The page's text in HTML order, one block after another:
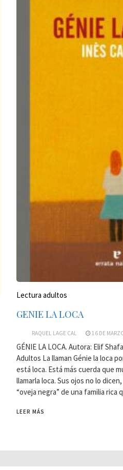
Lectura adultos
GENIE LA LOCA
RAQUEL LAGE CAL 16 DE
GÉNIE LA LOCA. Autora: Elif
Adultos La llaman Génie la loca
está loca. Está más cuerda que
llamarla loca. Sus ojos no lo
“oveja negra” de una familia rica
LEER MÁS